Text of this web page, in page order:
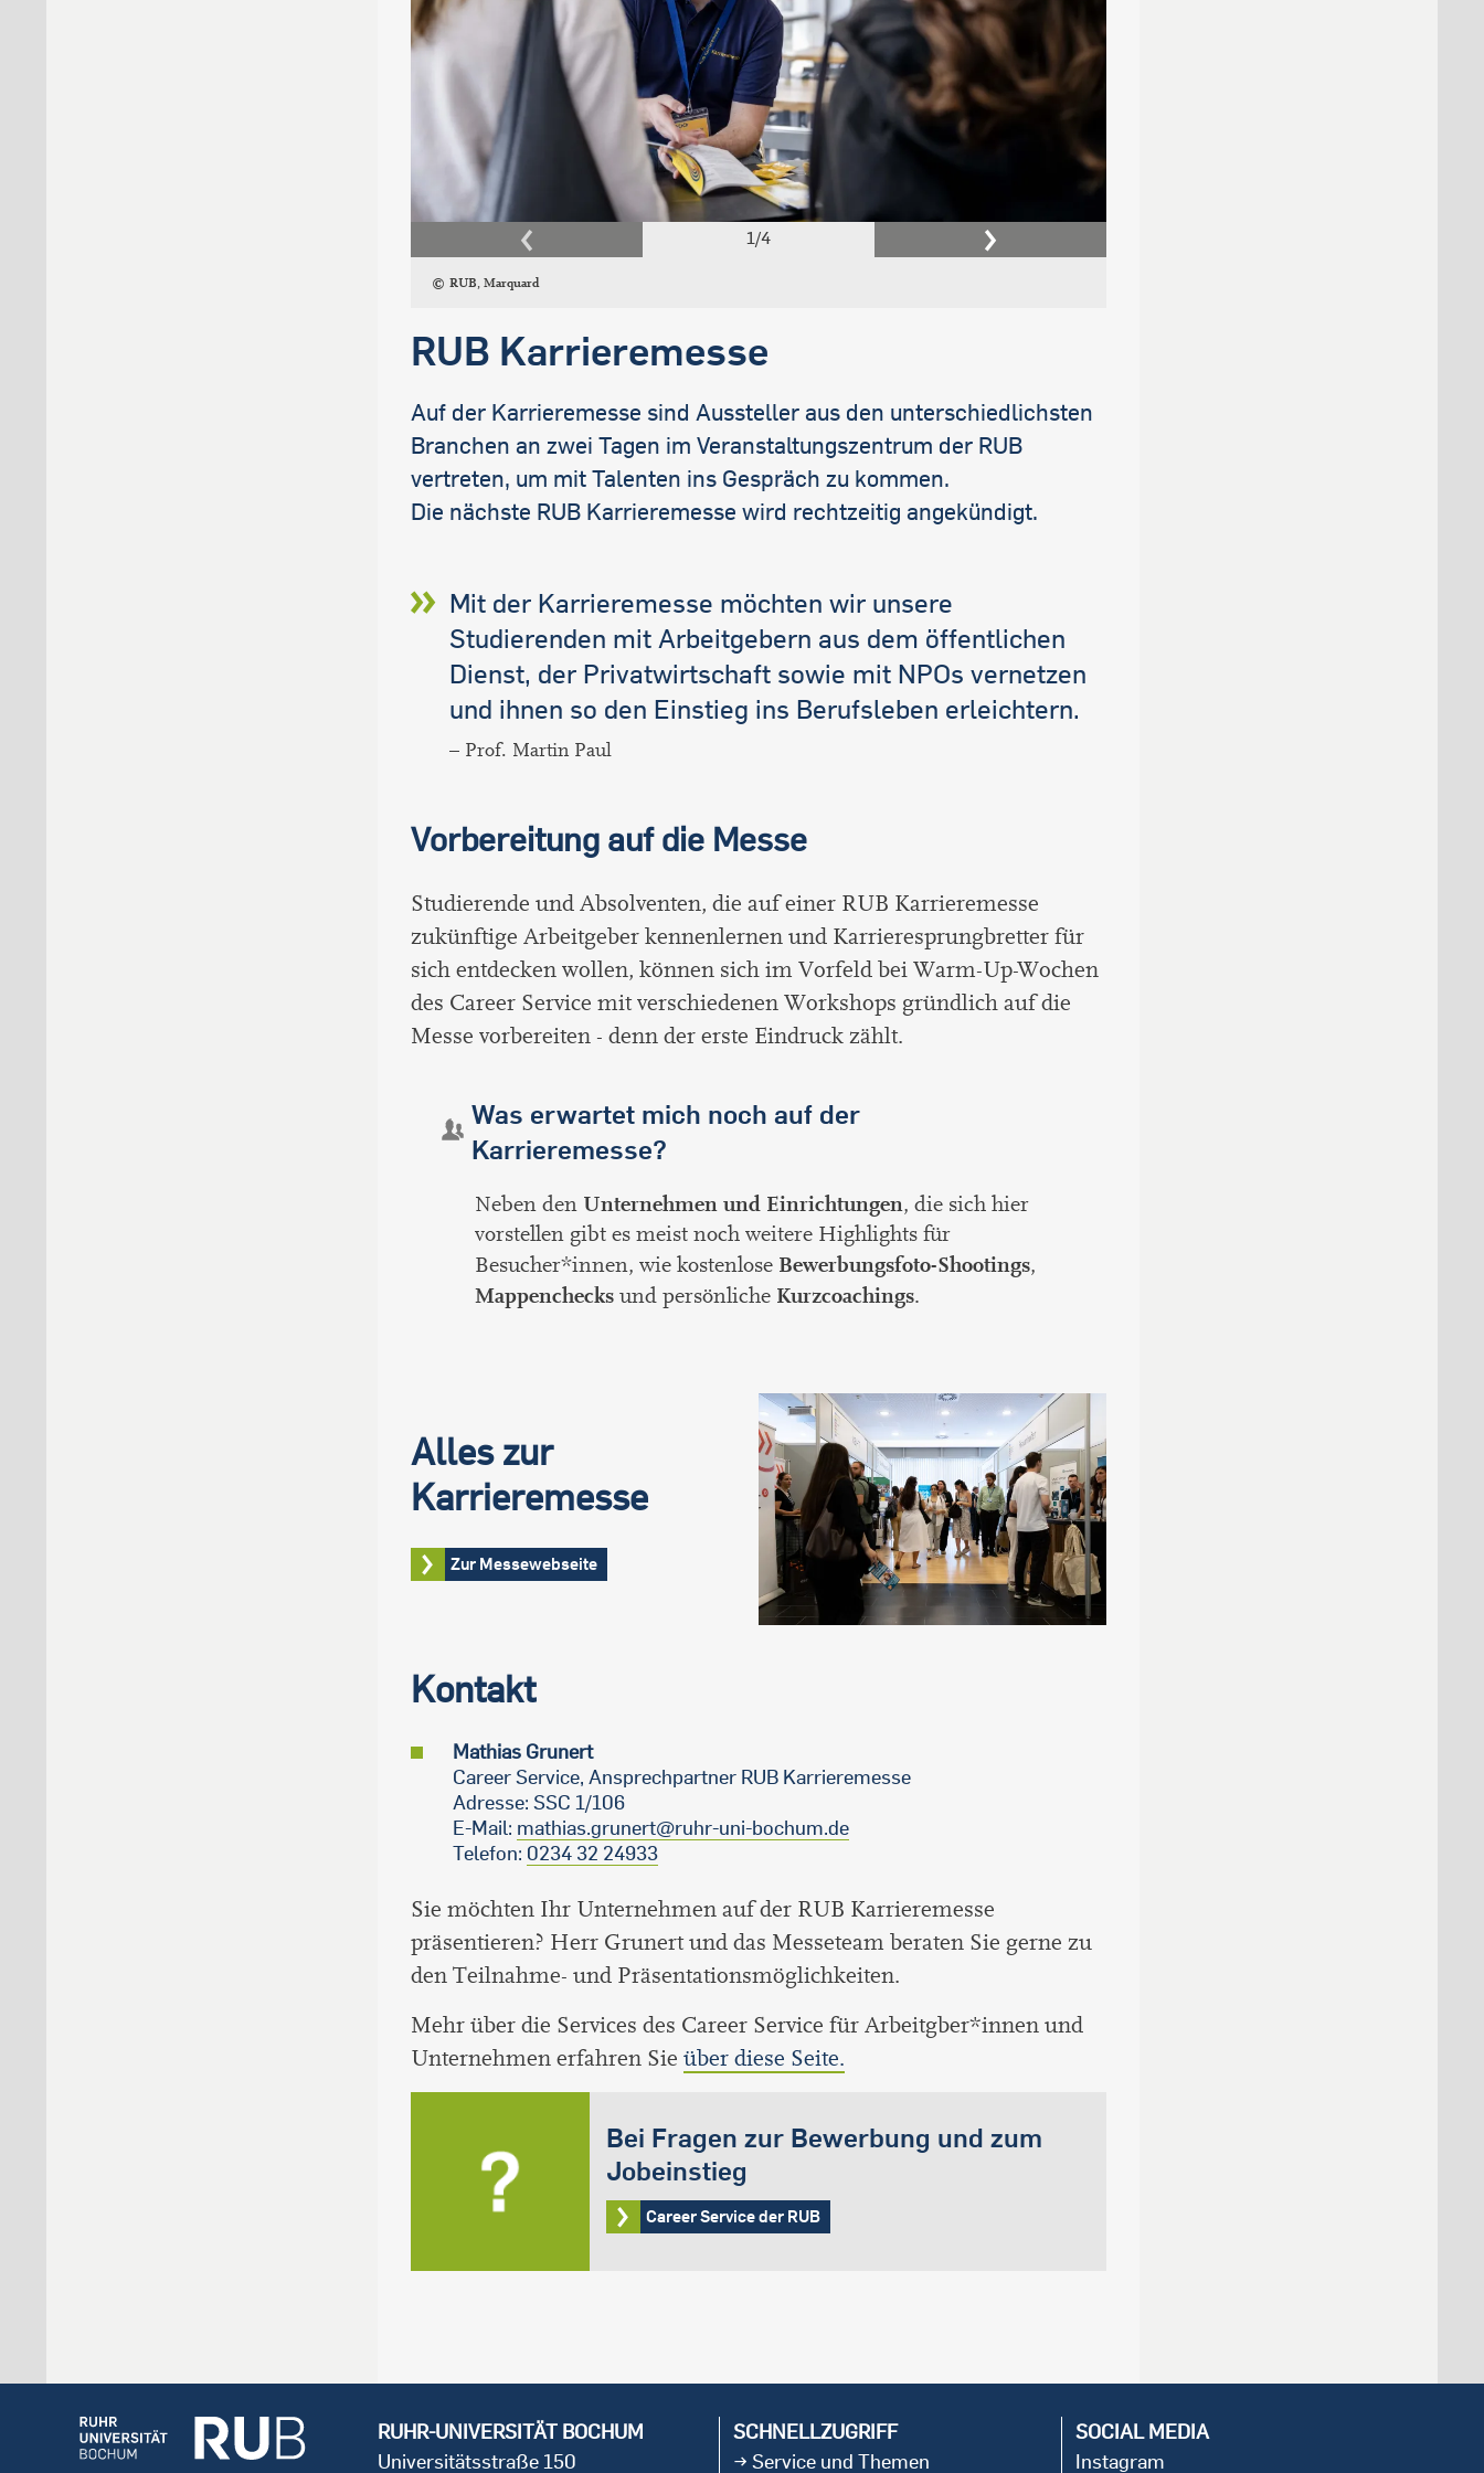
1 /4
RUB, Marquard
RUB Karrieremesse
Auf der Karrieremesse sind Aussteller aus den unterschiedlichsten
Branchen an zwei Tagen im Veranstaltungszentrum der RUB
vertreten, um mit Talenten ins Gespräch zu kommen.
Die nächste RUB Karrieremesse wird rechtzeitig angekündigt.
Mit der Karrieremesse möchten wir unsere
Studierenden mit Arbeitgebern aus dem öffentlichen
Dienst, der Privatwirtschaft sowie mit NPOs vernetzen
und ihnen so den Einstieg ins Berufsleben erleichtern.
– Prof. Martin Paul
Vorbereitung auf die Messe
Studierende und Absolventen, die auf einer RUB Karrieremesse
zukünftige Arbeitgeber kennenlernen und Karrieresprungbretter für
sich entdecken wollen, können sich im Vorfeld bei Warm-Up-Wochen
des Career Service mit verschiedenen Workshops gründlich auf die
Messe vorbereiten - denn der erste Eindruck zählt.
Was erwartet mich noch auf der
Karrieremesse?
Neben den Unternehmen und Einrichtungen, die sich hier
vorstellen gibt es meist noch weitere Highlights für
Besucher*innen, wie kostenlose Bewerbungsfoto-Shootings,
Mappenchecks und persönliche Kurzcoachings.
Alles zur
Karrieremesse
Zur Messewebseite
Kontakt
Mathias Grunert
Career Service, Ansprechpartner RUB Karrieremesse
Adresse: SSC 1/106
E-Mail: mathias.grunert@ruhr-uni-bochum.de
Telefon: 0234 32 24933
Sie möchten Ihr Unternehmen auf der RUB Karrieremesse
präsentieren? Herr Grunert und das Messeteam beraten Sie gerne zu
den Teilnahme- und Präsentationsmöglichkeiten.
Mehr über die Services des Career Service für Arbeitgber*innen und
Unternehmen erfahren Sie über diese Seite.
Bei Fragen zur Bewerbung und zum
Jobeinstieg
Career Service der RUB
RUHR-UNIVERSITÄT BOCHUM
Universitätsstraße 150
SCHNELLZUGRIFF
Service und Themen
SOCIAL MEDIA
Instagram